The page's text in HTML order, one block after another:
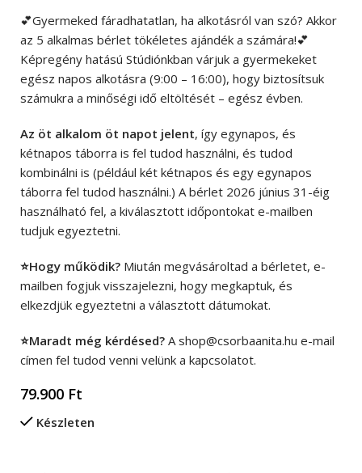
💕Gyermeked fáradhatatlan, ha alkotásról van szó? Akkor
az 5 alkalmas bérlet tökéletes ajándék a számára!💕
Képregény hatású Stúdiónkban várjuk a gyermekeket
egész napos alkotásra (9:00 – 16:00), hogy biztosítsuk
számukra a minőségi idő eltöltését – egész évben.
Az öt alkalom öt napot jelent, így egynapos, és
kétnapos táborra is fel tudod használni, és tudod
kombinálni is (például két kétnapos és egy egynapos
táborra fel tudod használni.) A bérlet 2026 június 31-éig
használható fel, a kiválasztott időpontokat e-mailben
tudjuk egyeztetni.
⭐Hogy működik? Miután megvásároltad a bérletet, e-
mailben fogjuk visszajelezni, hogy megkaptuk, és
elkezdjük egyeztetni a választott dátumokat.
⭐Maradt még kérdésed? A shop@csorbaanita.hu e-mail
címen fel tudod venni velünk a kapcsolatot.
79.900 Ft
Készleten